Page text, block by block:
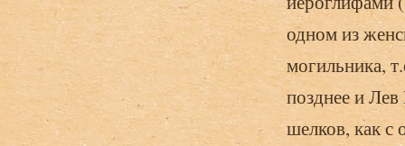
одном из
могильника,
позднее и
шелков, как с